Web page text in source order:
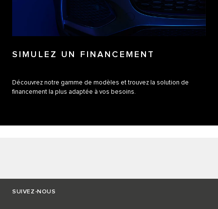
SIMULEZ UN FINANCEMENT
Découvrez notre gamme de modèles et trouvez la solution de
financement la plus adaptée à vos besoins.
SUIVEZ-NOUS